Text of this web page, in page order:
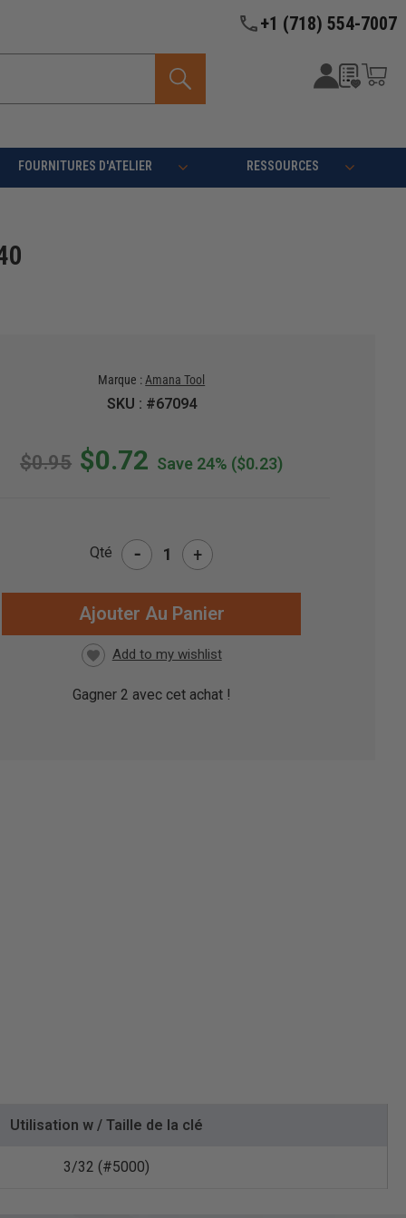
+1 (718) 554-7007
FOURNITURES D'ATELIER RESSOURCES
Marque : Amana Tool
SKU : #67094
$0.95 $0.72 Save 24% ($0.23)
Qté - +
Gagner 2 avec cet achat !
Utilisation w / Taille de la clé
3/32 (#5000)